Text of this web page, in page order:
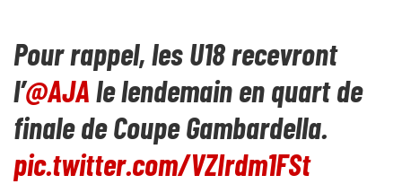
Pour rappel, les U18 recevront
l’@AJAle lendemain en quart de
finale de Coupe Gambardella.
pic.twitter.com/VZIrdm1FSt